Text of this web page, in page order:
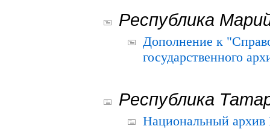
Республика
Дополнение к
государственного
Республика
Национальный архив